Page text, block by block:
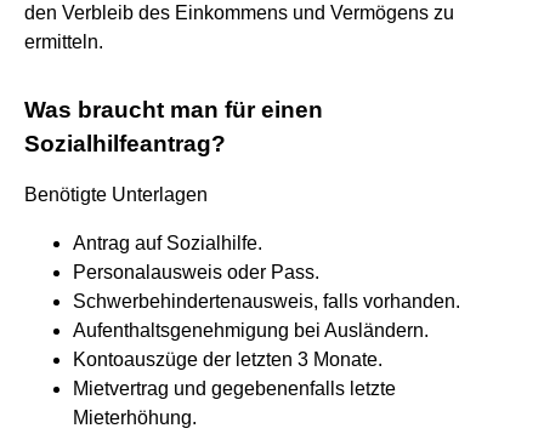
den Verbleib des Einkommens und Vermögens zu
ermitteln.
Was braucht man für einen
Sozialhilfeantrag?
Benötigte Unterlagen
Antrag auf Sozialhilfe.
Personalausweis oder Pass.
Schwerbehindertenausweis, falls vorhanden.
Aufenthaltsgenehmigung bei Ausländern.
Kontoauszüge der letzten 3 Monate.
Mietvertrag und gegebenenfalls letzte
Mieterhöhung.